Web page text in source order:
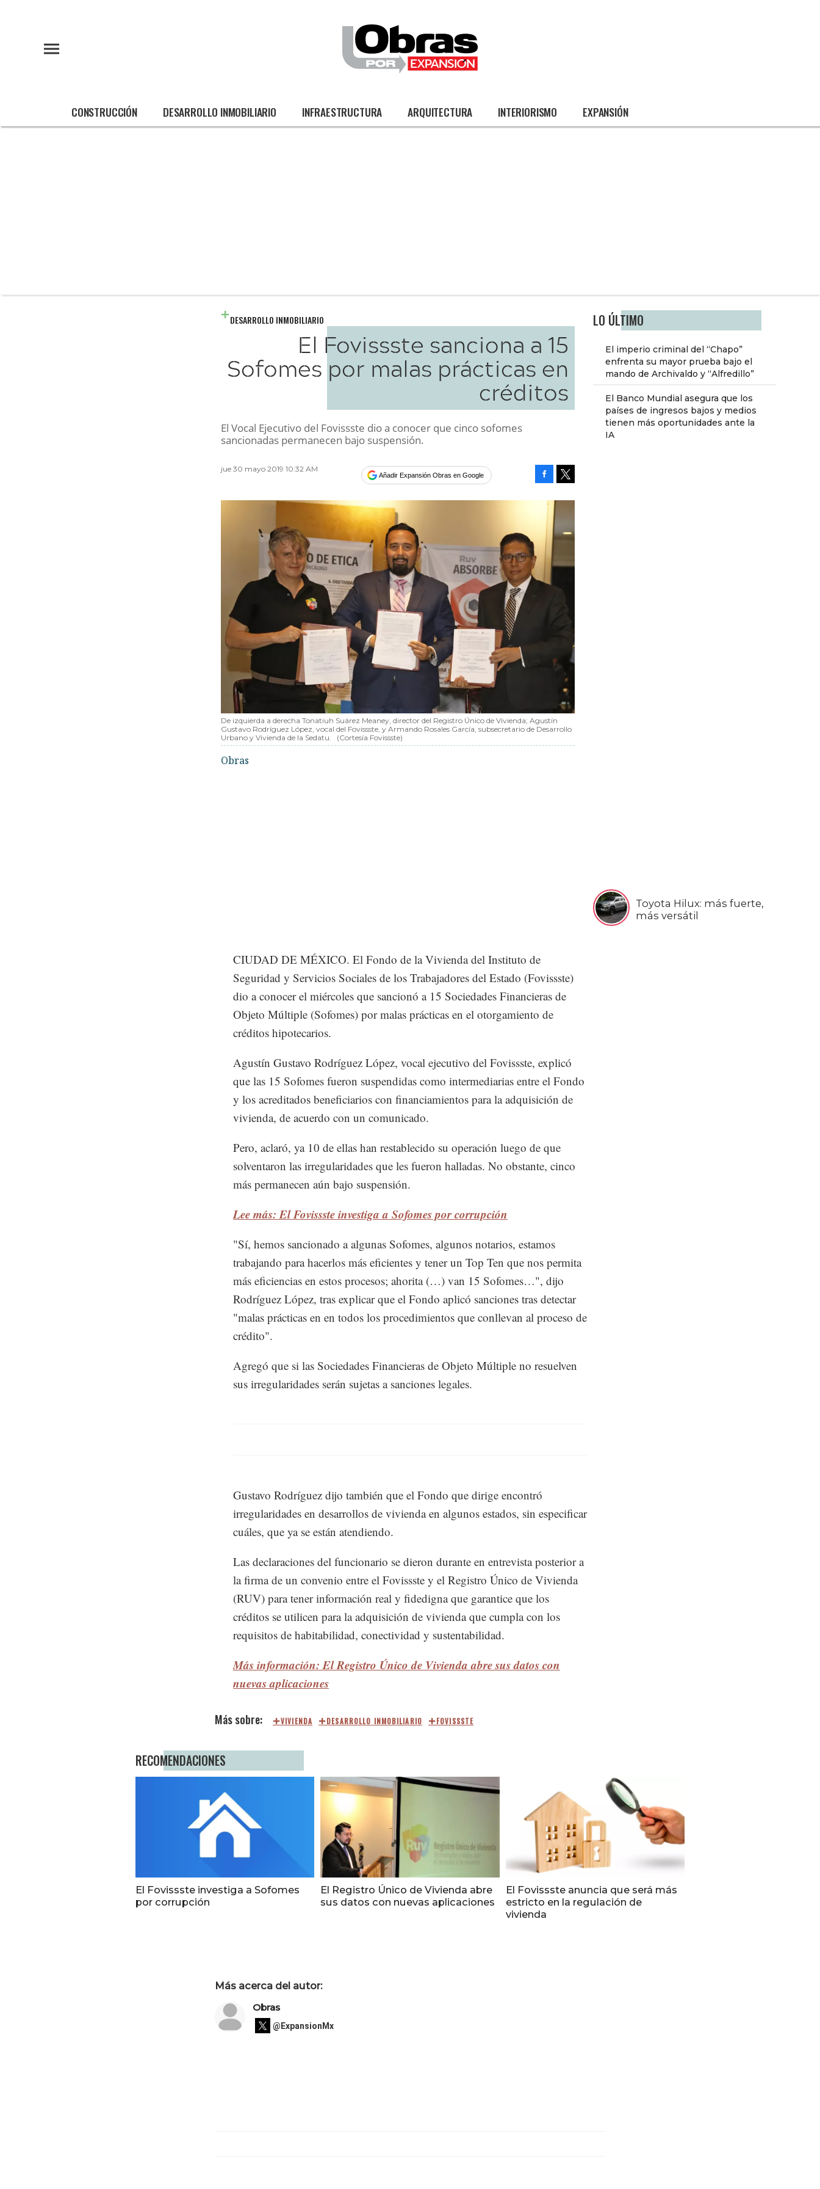
CONSTRUCCIÓN DESARROLLO INMOBILIARIO INFRAESTRUCTURA ARQUITECTURA INTERIORISMO EXPANSIÓN
LO ÚLTIMO
El imperio criminal del “Chapo”
enfrenta su mayor prueba bajo el
mando de Archivaldo y “Alfredillo”
El Banco Mundial asegura que los
países de ingresos bajos y medios
tienen más oportunidades ante la
IA
Toyota Hilux: más fuerte,
más versátil
DESARROLLO INMOBILIARIO
El Fovissste sanciona a 15
Sofomes por malas prácticas en
créditos
El Vocal Ejecutivo del Fovissste dio a conocer que cinco sofomes
sancionadas permanecen bajo suspensión.
jue 30 mayo 2019 10:32 AM
Añadir Expansión Obras en Google
De izquierda a derecha Tonatiuh Suárez Meaney, director del Registro Único de Vivienda; Agustín
Gustavo Rodríguez López, vocal del Fovissste, y Armando Rosales García, subsecretario de Desarrollo
Urbano y Vivienda de la Sedatu.
(Cortesía Fovissste)
Obras
CIUDAD DE MÉXICO. El Fondo de la Vivienda del Instituto de
Seguridad y Servicios Sociales de los Trabajadores del Estado (Fovissste)
dio a conocer el miércoles que sancionó a 15 Sociedades Financieras de
Objeto Múltiple (Sofomes) por malas prácticas en el otorgamiento de
créditos hipotecarios.
Agustín Gustavo Rodríguez López, vocal ejecutivo del Fovissste, explicó
que las 15 Sofomes fueron suspendidas como intermediarias entre el Fondo
y los acreditados beneficiarios con financiamientos para la adquisición de
vivienda, de acuerdo con un comunicado.
Pero, aclaró, ya 10 de ellas han restablecido su operación luego de que
solventaron las irregularidades que les fueron halladas. No obstante, cinco
más permanecen aún bajo suspensión.
Lee más: El Fovissste investiga a Sofomes por corrupción
"Sí, hemos sancionado a algunas Sofomes, algunos notarios, estamos
trabajando para hacerlos más eficientes y tener un Top Ten que nos permita
más eficiencias en estos procesos; ahorita (…) van 15 Sofomes…", dijo
Rodríguez López, tras explicar que el Fondo aplicó sanciones tras detectar
"malas prácticas en en todos los procedimientos que conllevan al proceso de
crédito".
Agregó que si las Sociedades Financieras de Objeto Múltiple no resuelven
sus irregularidades serán sujetas a sanciones legales.
Gustavo Rodríguez dijo también que el Fondo que dirige encontró
irregularidades en desarrollos de vivienda en algunos estados, sin especificar
cuáles, que ya se están atendiendo.
Las declaraciones del funcionario se dieron durante en entrevista posterior a
la firma de un convenio entre el Fovissste y el Registro Único de Vivienda
(RUV) para tener información real y fidedigna que garantice que los
créditos se utilicen para la adquisición de vivienda que cumpla con los
requisitos de habitabilidad, conectividad y sustentabilidad.
Más información: El Registro Único de Vivienda abre sus datos con
nuevas aplicaciones
VIVIENDA DESARROLLO INMOBILIARIO FOVISSSTE
RECOMENDACIONES
El Fovissste investiga a Sofomes
por corrupción
El Registro Único de Vivienda abre
sus datos con nuevas aplicaciones
El Fovissste anuncia que será más
estricto en la regulación de
vivienda
Más acerca del autor:
Obras
@ExpansionMx